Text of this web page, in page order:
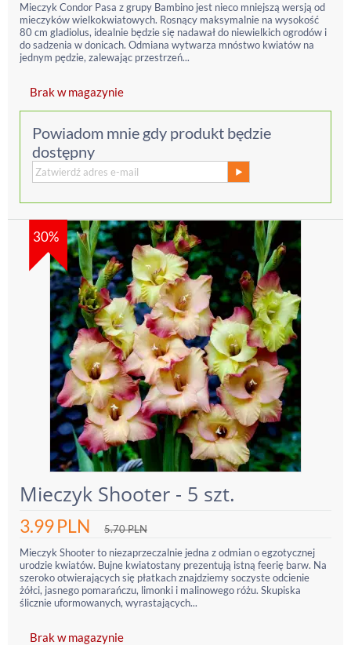
Mieczyk Condor Pasa z grupy Bambino jest nieco mniejszą wersją od
mieczyków wielkokwiatowych. Rosnący maksymalnie na wysokość
80 cm gladiolus, idealnie będzie się nadawał do niewielkich ogrodów i
do sadzenia w donicach. Odmiana wytwarza mnóstwo kwiatów na
jednym pędzie, zalewając przestrzeń...
Brak w magazynie
Powiadom mnie gdy produkt będzie
dostępny
30%
Mieczyk Shooter - 5 szt.
3.99PLN 5.70PLN
Mieczyk Shooter to niezaprzeczalnie jedna z odmian o egzotycznej
urodzie kwiatów. Bujne kwiatostany prezentują istną feerię barw. Na
szeroko otwierających się płatkach znajdziemy soczyste odcienie
żółci, jasnego pomarańczu, limonki i malinowego różu. Skupiska
ślicznie uformowanych, wyrastających...
Brak w magazynie